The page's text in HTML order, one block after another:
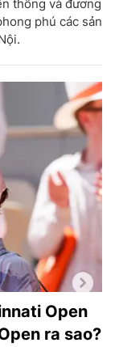
thống và đương
phú các sản
Open
ra sao?